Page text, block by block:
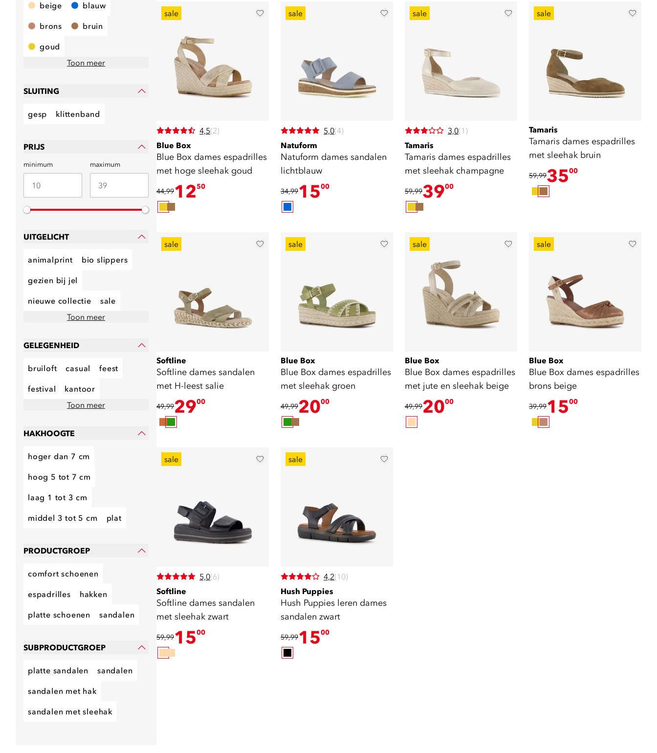
beige blauw
brons bruin
goud
Toon meer
SLUITING
gesp klittenband
PRIJS
minimum maximum
UITGELICHT
animalprint bio slippers
gezien bij jel
nieuwe collectie
sale
Toon meer
GELEGENHEID
bruiloft casual feest
festival
kantoor
Toon meer
HAKHOOGTE
hoger dan 7 cm
hoog 5 tot 7 cm
laag 1 tot 3 cm
middel 3 tot 5 cm plat
PRODUCTGROEP
comfort schoenen
espadrilles hakken
platte schoenen sandalen
SUBPRODUCTGROEP
platte sandalen sandalen
sandalen met hak
sandalen met sleehak
sale
4,5(2)
Blue Box
Blue Box dames espadrilles
met hoge sleehak goud
44,991250
sale
5,0(4)
Natuform
Natuform dames sandalen
lichtblauw
34,991500
sale
3,0(1)
Tamaris
Tamaris dames espadrilles
met sleehak champagne
59,993900
sale
Tamaris
Tamaris dames espadrilles
met sleehak bruin
59,993500
sale
Softline
Softline dames sandalen
met H-leest salie
49,992900
sale
Blue Box
Blue Box dames espadrilles
met sleehak groen
49,992000
sale
Blue Box
Blue Box dames espadrilles
met jute en sleehak beige
49,992000
sale
Blue Box
Blue Box dames espadrilles
brons beige
39,991500
sale
5,0(6)
Softline
Softline dames sandalen
met sleehak zwart
59,991500
sale
4,2(10)
Hush Puppies
Hush Puppies leren dames
sandalen zwart
59,991500